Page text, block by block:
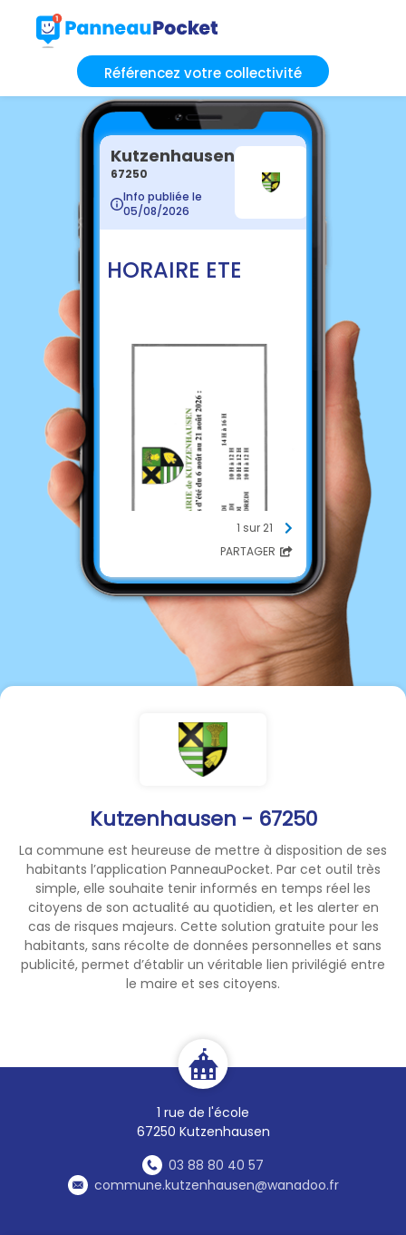
Référencez votre collectivité
Kutzenhausen - 67250
La commune est heureuse de mettre à disposition de ses
habitants l’application PanneauPocket. Par cet outil très
simple, elle souhaite tenir informés en temps réel les
citoyens de son actualité au quotidien, et les alerter en
cas de risques majeurs. Cette solution gratuite pour les
habitants, sans récolte de données personnelles et sans
publicité, permet d’établir un véritable lien privilégié entre
le maire et ses citoyens.
1 rue de l'école
67250 Kutzenhausen
03 88 80 40 57
commune.kutzenhausen@wanadoo.fr
Kutzenhausen
67250
Info publiée le
05/08/2026
HORAIRE ETE
1 sur 21
PARTAGER